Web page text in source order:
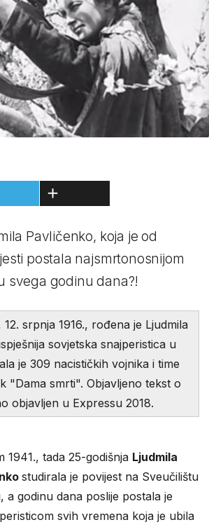
Pavličenko, koja je od
postala najsmrtonosnijom
svega godinu dana?!
srpnja 1916., rođena je Ljudmila
sovjetska snajperistica u
je 309 nacističkih vojnika i time
"Dama smrti". Objavljeno tekst o
objavljen u Expressu 2018.
1941., tada 25-godišnja Ljudmila
studirala je povijest na Sveučilištu
a godinu dana poslije postala je
svih vremena koja je ubila